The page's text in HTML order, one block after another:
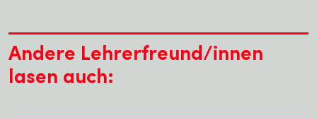
Andere Lehrerfreund/innen
lasen auch: